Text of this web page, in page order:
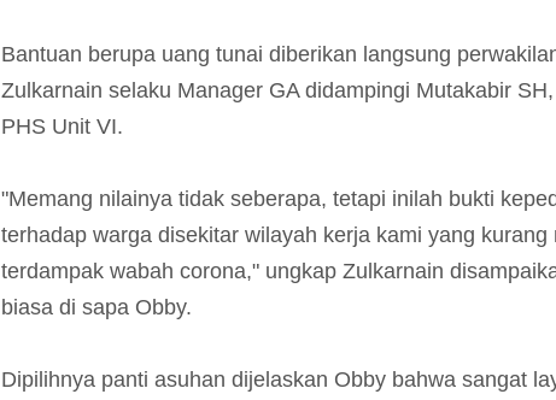
Bantuan berupa uang tunai diberikan langsung
Zulkarnain selaku Manager GA didampingi Mutakabir
PHS Unit VI.
"Memang nilainya tidak seberapa, tetapi inilah bukti
terhadap warga disekitar wilayah kerja kami yang kurang
terdampak wabah corona," ungkap Zulkarnain
biasa di sapa Obby.
Dipilihnya panti asuhan dijelaskan Obby bahwa sangat